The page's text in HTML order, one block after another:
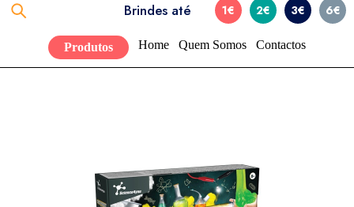
Brindes até 1€ 2€ 3€ 6€
Produtos Home Quem Somos Contactos